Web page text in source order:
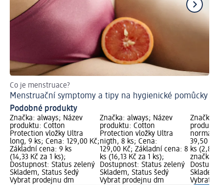
Co je menstruace?
Menstruační symptomy a tipy na hygienické pomůcky
Podobné produkty
Značka: always; Název
produktu: Cotton
Protection vložky Ultra
long, 9 ks; Cena: 129,00 Kč;
Základní cena: 9 ks
(14,33 Kč za 1 ks);
Dostupnost: Status zelený
Skladem, Status šedý
Vybrat prodejnu dm
Značka: always; Název
produktu: Cotton
Protection vložky Ultra
nigth, 8 ks; Cena:
129,00 Kč; Základní cena: 8
ks (16,13 Kč za 1 ks);
Dostupnost: Status zelený
Skladem, Status šedý
Vybrat prodejnu dm
Značka:
normal,
39,50
ks (2,82
značka
Vybrat